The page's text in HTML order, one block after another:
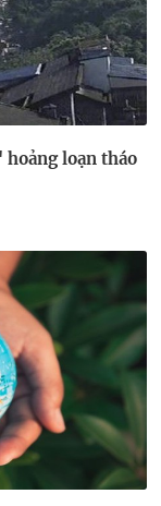
loạn tháo